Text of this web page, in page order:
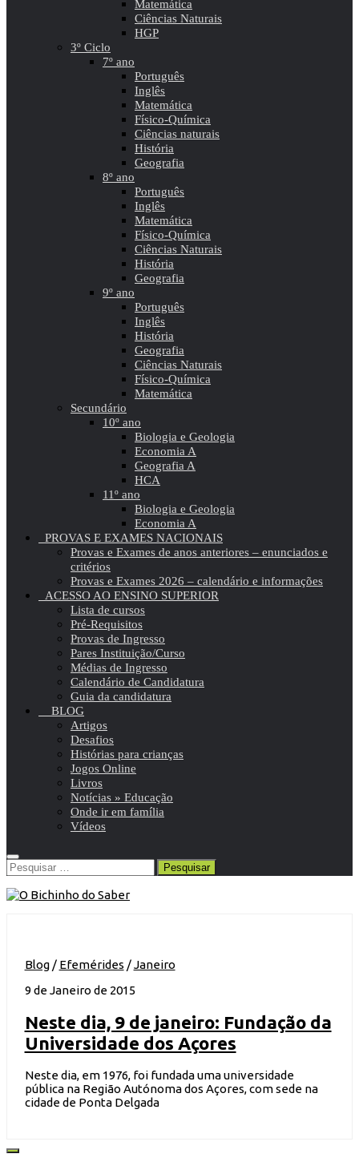
Matemática
Ciências Naturais
HGP
3º Ciclo
7º ano
Português
Inglês
Matemática
Físico-Química
Ciências naturais
História
Geografia
8º ano
Português
Inglês
Matemática
Físico-Química
Ciências Naturais
História
Geografia
9º ano
Português
Inglês
História
Geografia
Ciências Naturais
Físico-Química
Matemática
Secundário
10º ano
Biologia e Geologia
Economia A
Geografia A
HCA
11º ano
Biologia e Geologia
Economia A
PROVAS E EXAMES NACIONAIS
Provas e Exames de anos anteriores – enunciados e
critérios
Provas e Exames 2026 – calendário e informações
ACESSO AO ENSINO SUPERIOR
Lista de cursos
Pré-Requisitos
Provas de Ingresso
Pares Instituição/Curso
Médias de Ingresso
Calendário de Candidatura
Guia da candidatura
BLOG
Artigos
Desafios
Histórias para crianças
Jogos Online
Livros
Notícias » Educação
Onde ir em família
Vídeos
Pesquisar
por:
Blog/ Efemérides /Janeiro
9 de Janeiro de 2015
Neste dia, 9 de janeiro: Fundação da
Universidade dos Açores
Neste dia, em 1976, foi fundada uma universidade
pública na Região Autónoma dos Açores, com sede na
cidade de Ponta Delgada